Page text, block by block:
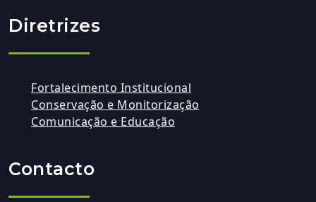
Diretrizes
Fortalecimento Institucional
Conservação e Monitorização
Comunicação e Educação
Contacto